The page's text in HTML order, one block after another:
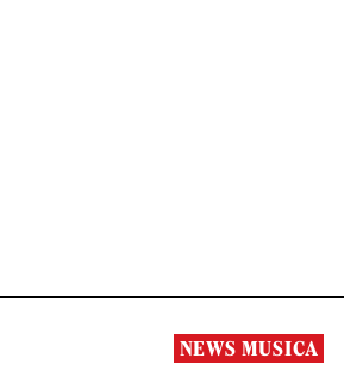
NEWS MUSICA